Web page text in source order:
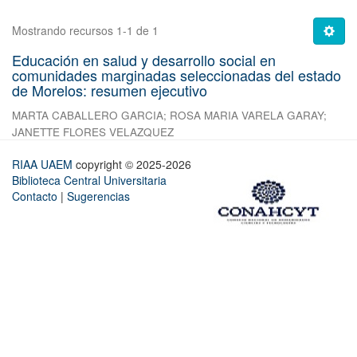
Mostrando recursos 1-1 de 1
Educación en salud y desarrollo social en
comunidades marginadas seleccionadas del estado
de Morelos: resumen ejecutivo
MARTA CABALLERO GARCIA; ROSA MARIA VARELA GARAY;
JANETTE FLORES VELAZQUEZ
RIAA UAEM copyright © 2025-2026
Biblioteca Central Universitaria
Contacto | Sugerencias